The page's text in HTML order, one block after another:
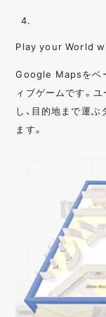
Play your World
Google Mapsをベ
ィブゲームです。
し、目的地まで運
ます。